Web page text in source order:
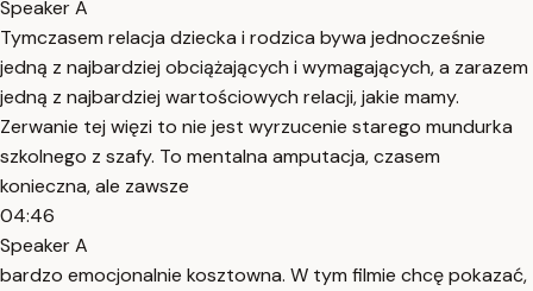
Speaker A
Tymczasem relacja dziecka i rodzica bywa jednocześnie
jedną z najbardziej obciążających i wymagających, a zarazem
jedną z najbardziej wartościowych relacji, jakie mamy.
Zerwanie tej więzi to nie jest wyrzucenie starego mundurka
szkolnego z szafy. To mentalna amputacja, czasem
konieczna, ale zawsze
04:46
Speaker A
bardzo emocjonalnie kosztowna. W tym filmie chcę pokazać,